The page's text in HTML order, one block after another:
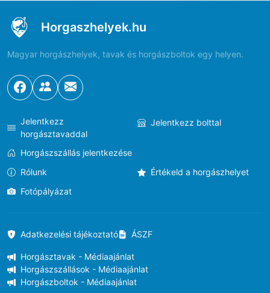
Horgaszhelyek.hu
Magyar horgászhelyek, tavak és horgászboltok egy helyen.
Jelentkezz
horgásztavaddal
Jelentkezz bolttal
Horgászszállás jelentkezése
Rólunk
Értékeld a horgászhelyet
Fotópályázat
Adatkezelési tájékoztató ÁSZF
Horgásztavak - Médiaajánlat
Horgászszállások - Médiaajánlat
Horgászboltok - Médiaajánlat